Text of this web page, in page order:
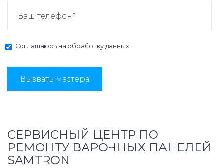
Соглашаюсь на обработку данных
Вызвать мастера
СЕРВИСНЫЙ ЦЕНТР ПО
РЕМОНТУ ВАРОЧНЫХ ПАНЕЛЕЙ
SAMTRON